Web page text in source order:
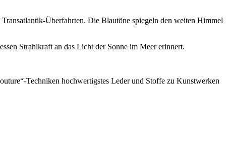
Überfahrten. Die Blautöne spiegeln den weiten Himmel
Strahlkraft an das Licht der Sonne im Meer erinnert.
Techniken hochwertigstes Leder und Stoffe zu Kunstwerken